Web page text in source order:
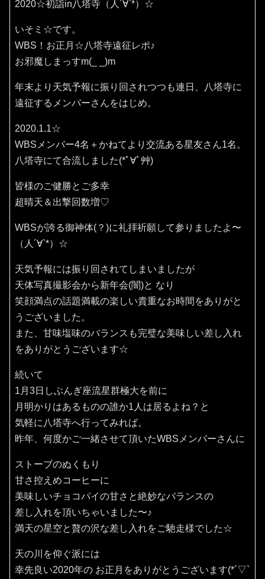
2020☆初詣in八塔寺（人´∀`*）☆
いそミ☆です。
WBS！お正月☆八塔寺遠征レポ♪
お邪魔しまっすm(_ _)m
年末より天気予報に振り回されつつも連日、八塔寺に
遠征するメンバーさんをはじめ。
2020.1.1☆
WBSメンバー4名＋かねてより交流ある星友さん1名。
八塔寺にて合流しました(*ﾟ∀ﾟ艸)
皆様のご健勝とご多幸
超晴天＆出撃回数増♡
WBSが誇る御神体(？)に礼拝祈願して参りましたよ〜
（人´∀`*）☆
天気予報には振り回されてしまいましたが
天体写真撮影会から新年会(闇)と なり
笑顔満点の話題満載の楽しい貴重なお時間をありがと
うございました。
また、甘味塩味のバランスも完璧な美味しい差し入れ
をありがとうございます☆
続いて
1月3日しぶんぎ座流星群極大を前に
月明かりはあるものの誰か1人は居るよね？と
気軽に八塔寺へ行ってみれば。
昨年、何度かご一緒させて頂いたWBSメンバーさんに
ストーブのぬくもり
甘さ控えめコーヒーに
美味しいチョコパイの甘さと絶妙なバランスの
差し入れを頂いちゃいました〜♪
満天の星空と贅の沢な差し入れをご馳走様でした☆
天の川を仰ぐ派には
幸先良い2020年の お正月をありがとうございます(*´▽`